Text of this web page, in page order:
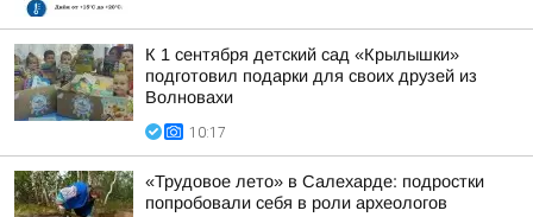
К 1 сентября детский сад «Крылышки»
подготовил подарки для своих друзей из
Волновахи
10:17
«Трудовое лето» в Салехарде: подростки
попробовали себя в роли археологов